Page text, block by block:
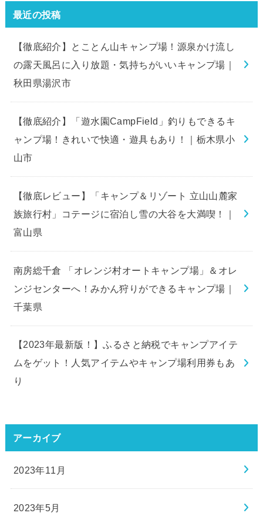
最近の投稿
【徹底紹介】とことん山キャンプ場！源泉かけ流し
の露天風呂に入り放題・気持ちがいいキャンプ場｜
秋田県湯沢市
【徹底紹介】「遊水園CampField」釣りもできるキ
ャンプ場！きれいで快適・遊具もあり！｜栃木県小
山市
【徹底レビュー】「キャンプ＆リゾート 立山山麓家
族旅行村」コテージに宿泊し雪の大谷を大満喫！｜
富山県
南房総千倉 「オレンジ村オートキャンプ場」＆オレ
ンジセンターへ！みかん狩りができるキャンプ場｜
千葉県
【2023年最新版！】ふるさと納税でキャンプアイテ
ムをゲット！人気アイテムやキャンプ場利用券もあ
り
アーカイブ
2023年11月
2023年5月